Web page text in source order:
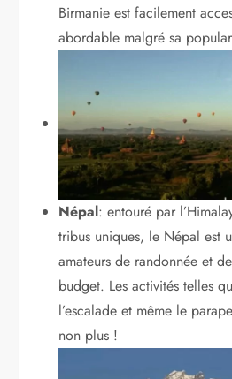
Birmanie est facilement
abordable malgré sa
Népal: entouré par
tribus uniques, le Népal est
amateurs de randonnée et
budget. Les activités telles
l’escalade et même le
non plus !